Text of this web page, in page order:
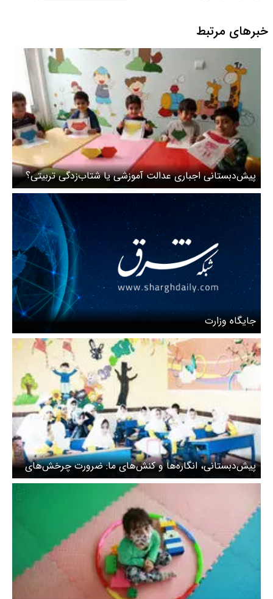
خبرهای مرتبط
پیش‌دبستانی اجباری عدالت آموزشی یا شتاب‌زدگی تربیتی؟
جایگاه وزارت
پیش‌دبستانی، انگاره‌ها و کنش‌های ما: ضرورت چرخش‌های
اساسی